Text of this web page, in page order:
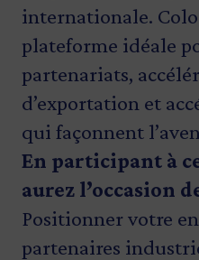
internationale.
plateforme idéale
partenariats,
d’exportation et
qui façonnent
En participant à
aurez l’occasion
Positionner votre
partenaires